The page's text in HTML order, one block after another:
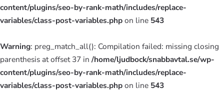
content/plugins/seo-by-rank-math/includes/replace-
variables/class-post-variables.phpon line 543
Warning: preg_match_all(): Compilation failed: missing closing
parenthesis at offset 37 in /home/ljudbock/snabbavtal.se/wp-
content/plugins/seo-by-rank-math/includes/replace-
variables/class-post-variables.phpon line 543